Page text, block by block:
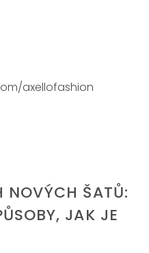
axellofashion
NOVÝCH ŠATŮ:
JAK JE